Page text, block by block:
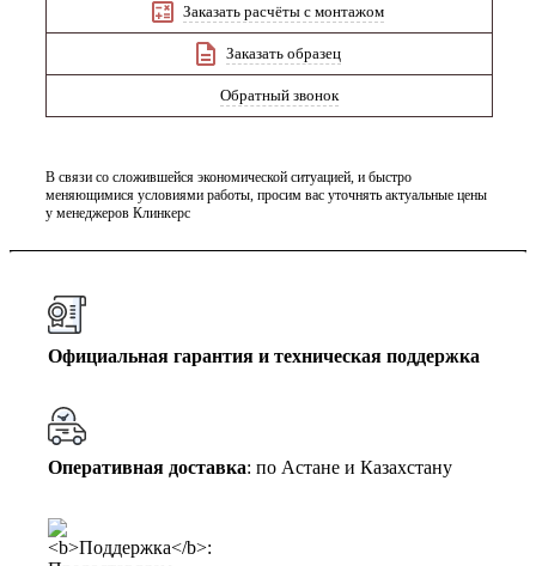
Заказать расчёты с монтажом
Заказать образец
Обратный звонок
В связи со сложившейся экономической ситуацией, и быстро
меняющимися условиями работы, просим вас уточнять актуальные цены
у менеджеров Клинкерс
Официальная гарантия и техническая поддержка
Оперативная доставка: по Астане и Казахстану